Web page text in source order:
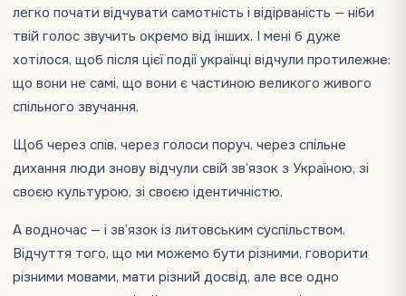
легко почати відчувати самотність і відірваність — ніби
твій голос звучить окремо від інших. І мені б дуже
хотілося, щоб після цієї події українці відчули протилежне:
що вони не самі, що вони є частиною великого живого
спільного звучання.
Щоб через спів, через голоси поруч, через спільне
дихання люди знову відчули свій зв’язок з Україною, зі
своєю культурою, зі своєю ідентичністю.
А водночас — і зв’язок із литовським суспільством.
Відчуття того, що ми можемо бути різними, говорити
різними мовами, мати різний досвід, але все одно